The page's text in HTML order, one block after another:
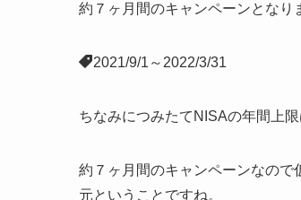
約７ヶ月間のキャンペーンとなり
2021/9/1～2022/3/31
ちなみにつみたてNISAの年間上限
約７ヶ月間のキャンペーンなの
元ということですね。